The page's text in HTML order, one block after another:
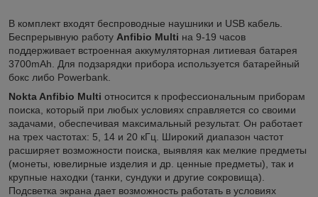
В комплект входят беспроводные наушники и USB кабель.
Беспрерывную работу Anfibio Multi на 9-19 часов
поддерживает встроенная аккумуляторная литиевая батарея
3700mAh. Для подзарядки прибора используется батарейный
бокс либо Powerbank.
Nokta Anfibio Multi относится к профессиональным приборам
поиска, который при любых условиях справляется со своими
задачами, обеспечивая максимальный результат. Он работает
на трех частотах: 5, 14 и 20 кГц. Широкий диапазон частот
расширяет возможности поиска, выявляя как мелкие предметы
(монеты, ювелирные изделия и др. ценные предметы), так и
крупные находки (танки, сундуки и другие сокровища).
Подсветка экрана дает возможность работать в условиях